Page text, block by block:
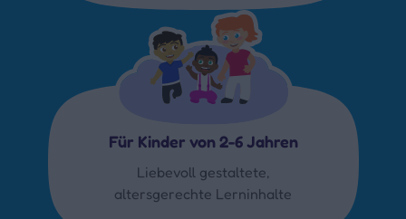
Für Kinder von 2-6 Jahren
Liebevoll gestaltete,
altersgerechte Lerninhalte